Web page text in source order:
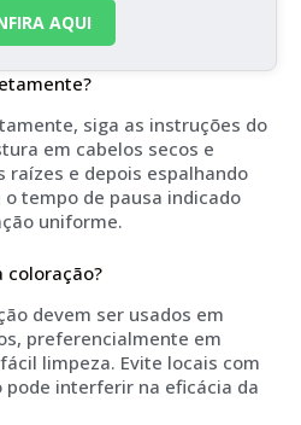
AQUI
siga as instruções do
em cabelos secos e
raízes e depois espalhando
tempo de pausa indicado
uniforme.
coloração?
devem ser usados em
preferencialmente em
limpeza. Evite locais com
interferir na eficácia da